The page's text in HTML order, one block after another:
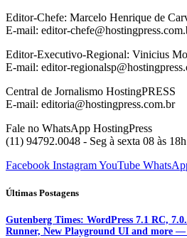
Editor-Chefe: Marcelo Henrique de
E-mail: editor-
Editor-Executivo-Regional: Vinicius
E-mail: editor-
Central de Jornalismo HostingPRESS
E-mail: editoria@hostingpress.com.br
Fale no WhatsApp HostingPress
(11) 94792.0048 - Seg à sexta 08 às 18h
Facebook InstagramYouTube
Últimas Postagens
Gutenberg Times: WordPress 7.1 RC,
Runner, New Playground UI and more —